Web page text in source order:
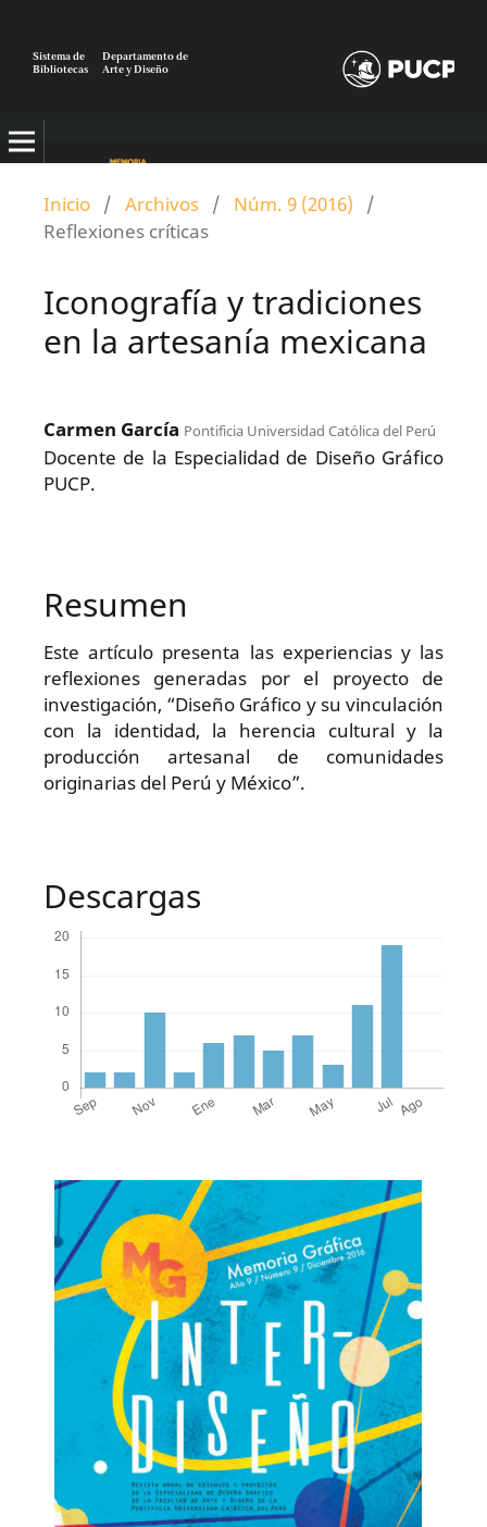
Sistema de
Bibliotecas
Departamento de
Arte y Diseño
Inicio / Archivos / Núm. 9 (2016)
/
Reflexiones críticas
Iconografía y tradiciones
en la artesanía mexicana
Carmen García Pontificia Universidad Católica del Perú
Docente de la Especialidad de Diseño Gráfico
PUCP.
Resumen
Este artículo presenta las experiencias y las
reflexiones generadas por el proyecto de
investigación, “Diseño Gráfico y su vinculación
con la identidad, la herencia cultural y la
producción artesanal de comunidades
originarias del Perú y México”.
Descargas